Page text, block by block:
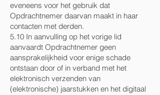
eveneens voor het gebruik dat
Opdrachtnemer daarvan maakt in haar
contacten met derden.
5.10 In aanvulling op het vorige lid
aanvaardt Opdrachtnemer geen
aansprakelijkheid voor enige schade
ontstaan door of in verband met het
elektronisch verzenden van
(elektronische) jaarstukken en het digitaal